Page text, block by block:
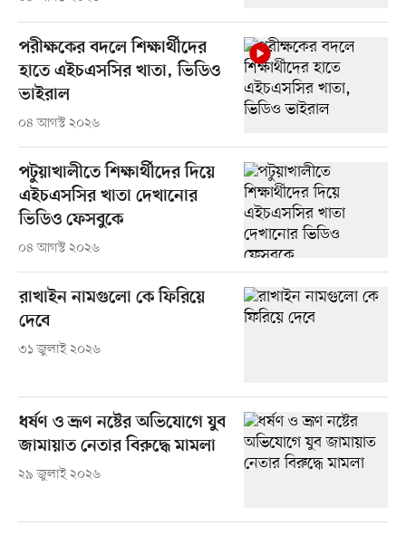
পরীক্ষকের বদলে শিক্ষার্থীদের
হাতে এইচএসসির খাতা, ভিডিও
ভাইরাল
০৪ আগস্ট ২০২৬
পটুয়াখালীতে শিক্ষার্থীদের দিয়ে
এইচএসসির খাতা দেখানোর
ভিডিও ফেসবুকে
০৪ আগস্ট ২০২৬
রাখাইন নামগুলো কে ফিরিয়ে
দেবে
৩১ জুলাই ২০২৬
ধর্ষণ ও ভ্রূণ নষ্টের অভিযোগে যুব
জামায়াত নেতার বিরুদ্ধে মামলা
২৯ জুলাই ২০২৬